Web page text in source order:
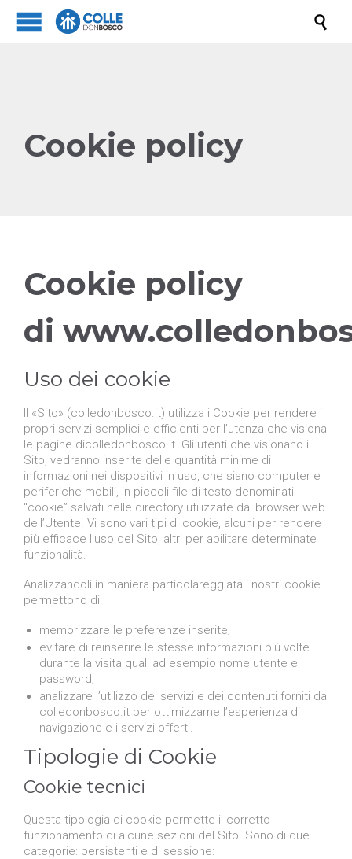

Cookie policy
Cookie policy
di
Uso dei cookie
Il «Sito» (colledonbosco.it) utilizza i Cookie per rendere i
propri servizi semplici e efficienti per l’utenza che visiona
le pagine dicolledonbosco.it. Gli utenti che visionano il
Sito, vedranno inserite delle quantità minime di
informazioni nei dispositivi in uso, che siano computer e
periferiche mobili, in piccoli file di testo denominati
“cookie” salvati nelle directory utilizzate dal browser web
dell’Utente. Vi sono vari tipi di cookie, alcuni per rendere
più efficace l’uso del Sito, altri per abilitare determinate
funzionalità.
Analizzandoli in maniera particolareggiata i nostri cookie
permettono di:
memorizzare le preferenze inserite;
evitare di reinserire le stesse informazioni più volte
durante la visita quali ad esempio nome utente e
password;
analizzare l’utilizzo dei servizi e dei contenuti forniti da
colledonbosco.it per ottimizzarne l’esperienza di
navigazione e i servizi offerti.
Tipologie di Cookie
Cookie tecnici
Questa tipologia di cookie permette il corretto
funzionamento di alcune sezioni del Sito. Sono di due
categorie: persistenti e di sessione: